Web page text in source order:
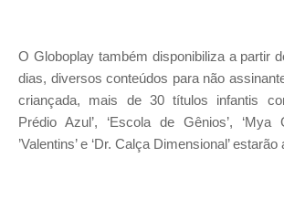
O Globoplay também disponibiliza a partir
dias, diversos conteúdos para não
criançada, mais de 30 títulos infantis
Prédio Azul’, ‘Escola de Gênios’, ‘Mya
’Valentins’ e ‘Dr. Calça Dimensional’ estarão